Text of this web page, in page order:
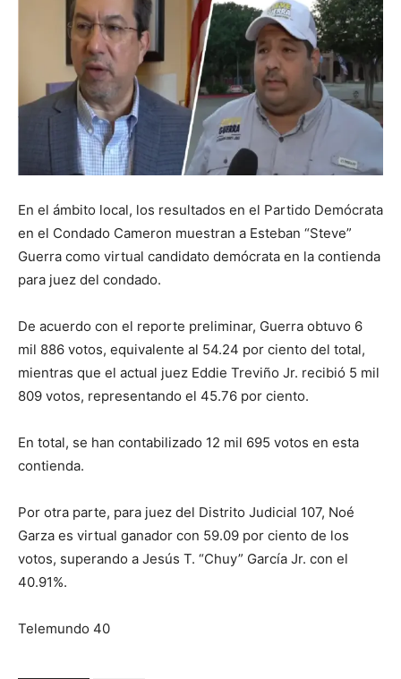
En el ámbito local, los resultados en el Partido Demócrata
en el Condado Cameron muestran a Esteban “Steve”
Guerra como virtual candidato demócrata en la contienda
para juez del condado.
De acuerdo con el reporte preliminar, Guerra obtuvo 6
mil 886 votos, equivalente al 54.24 por ciento del total,
mientras que el actual juez Eddie Treviño Jr. recibió 5 mil
809 votos, representando el 45.76 por ciento.
En total, se han contabilizado 12 mil 695 votos en esta
contienda.
Por otra parte, para juez del Distrito Judicial 107, Noé
Garza es virtual ganador con 59.09 por ciento de los
votos, superando a Jesús T. “Chuy” García Jr. con el
40.91%.
Telemundo 40